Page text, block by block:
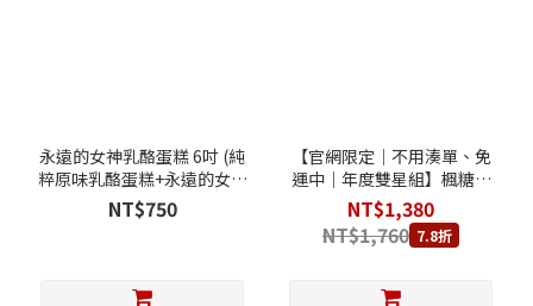
永遠的女神乳酪蛋糕 6吋 (純
粹原味乳酪蛋糕+永遠的女神
賀圖)
NT$750
【官網限定｜不用湊單、免
運中｜年度雙星組】楓糖蔓
越莓乳酪蛋糕 6吋 + 朱古力圓
舞曲乳酪蛋糕 6吋
NT$1,380
NT$1,760 7.8折